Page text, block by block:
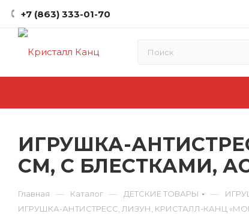
+7 (863) 333-01-70
ИГРУШКА-
СМ, С БЛЕСТКАМИ,
Главная — Каталог — ДЕТСКИЕ ТОВАРЫ —
ИГРУШКА-АНТИСТРЕСС, ЛИЗУН, КРИСТАЛЛ-КАНЦ